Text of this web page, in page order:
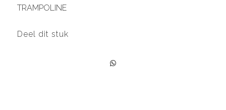
TRAMPOLINE
Deel dit stuk